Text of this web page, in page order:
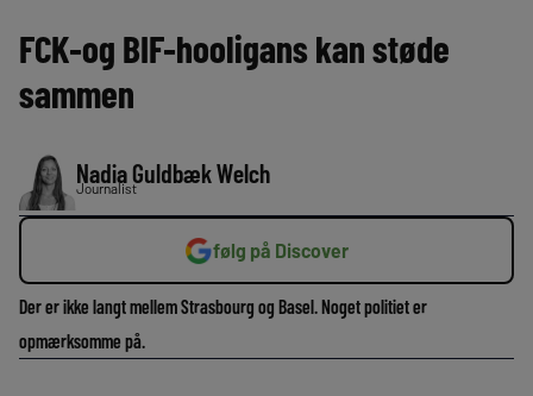
FCK-og BIF-hooligans kan støde
sammen
Nadia Guldbæk Welch
Journalist
følg på Discover
Der er ikke langt mellem Strasbourg og Basel. Noget politiet er
opmærksomme på.